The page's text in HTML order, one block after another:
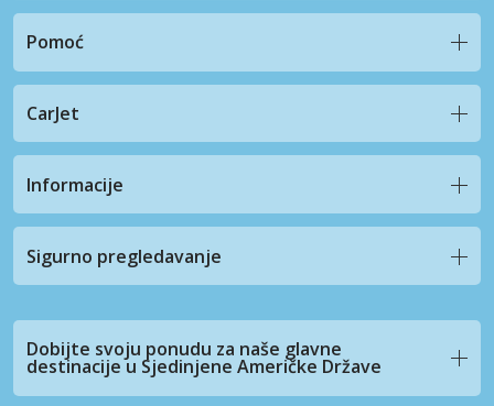
Pomoć
CarJet
Informacije
Sigurno pregledavanje
Dobijte svoju ponudu za naše glavne
destinacije u Sjedinjene Američke Države